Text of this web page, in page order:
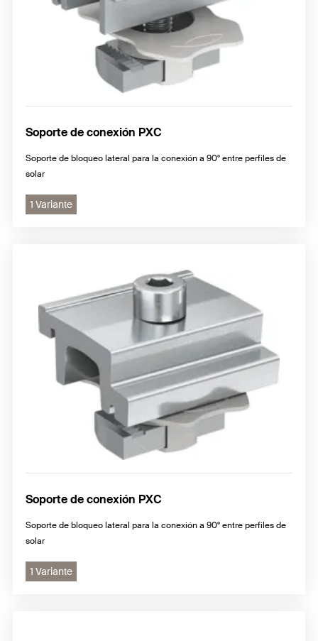
Soporte de conexión PXC
Soporte de bloqueo lateral para la conexión a 90° entre perfiles de
solar
1 Variante
Soporte de conexión PXC
Soporte de bloqueo lateral para la conexión a 90° entre perfiles de
solar
1 Variante